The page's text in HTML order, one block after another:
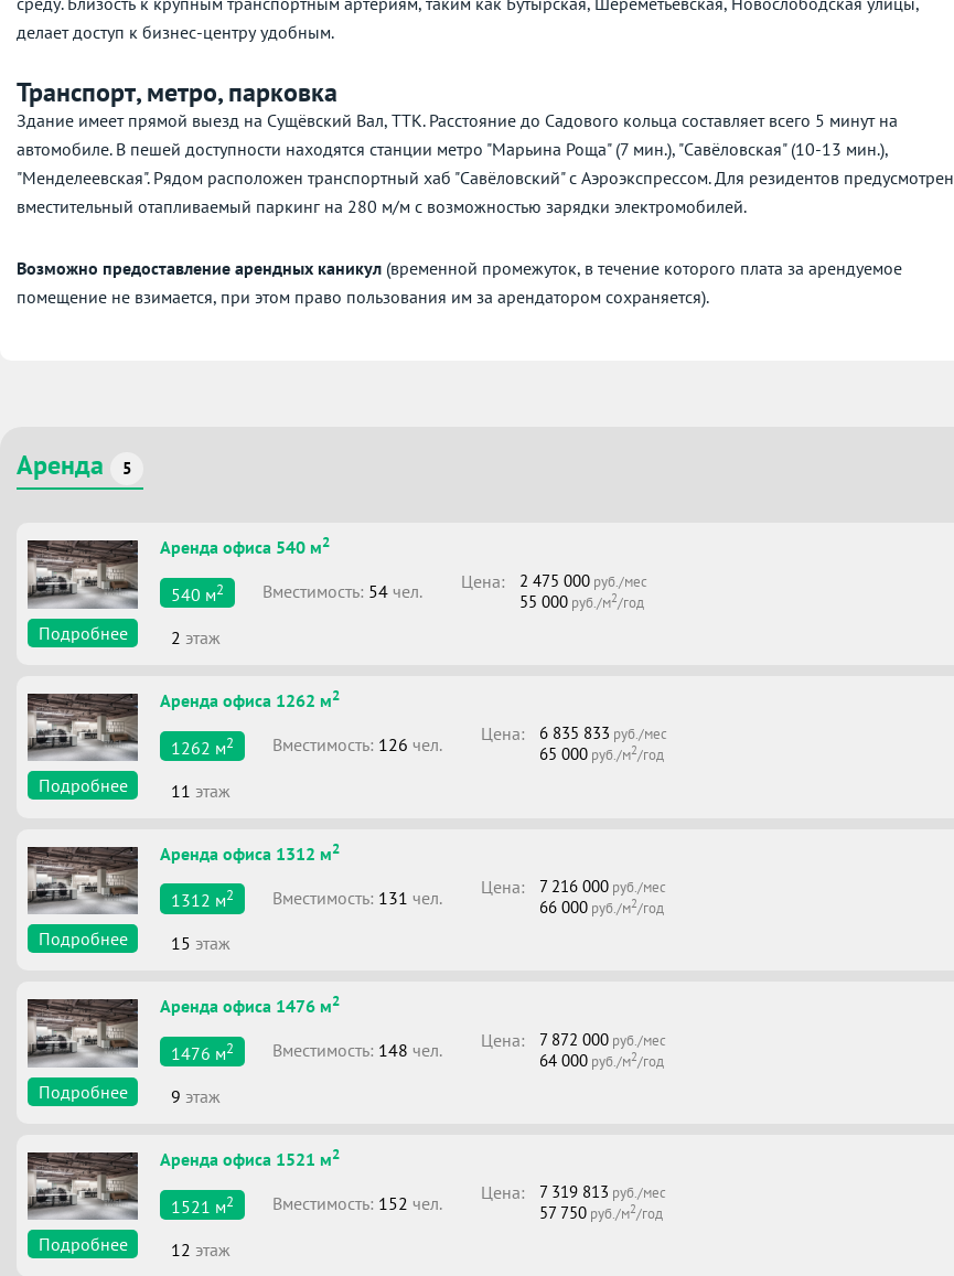
делает доступ к бизнес-центру удобным.
Транспорт, метро, парковка
Здание имеет прямой выезд на Сущёвский Вал, ТТК. Расстояние до Садового кольца составляет всего 5 минут на
автомобиле. В пешей доступности находятся станции метро "Марьина Роща" (7 мин.), "Савёловская" (10-13 мин.),
"Менделеевская". Рядом расположен транспортный хаб "Савёловский" с Аэроэкспрессом. Для резидентов предусмотрен
вместительный отапливаемый паркинг на 280 м/м с возможностью зарядки электромобилей.
Возможно предоставление арендных каникул (временной промежуток, в течение которого плата за арендуемое
помещение не взимается, при этом право пользования им за арендатором сохраняется).
Аренда 5
Подробнее
Аренда офиса 540 м2
540 м2 Вместимоcть: 54 чел. Цена: 2 475 000 руб./мес
55 000 руб./м2/год
2 этаж
Подробнее
Аренда офиса 1262 м2
1262 м2 Вместимоcть: 126 чел. Цена: 6 835 833 руб./мес
65 000 руб./м2/год
11 этаж
Подробнее
Аренда офиса 1312 м2
1312 м2 Вместимоcть: 131 чел. Цена: 7 216 000 руб./мес
66 000 руб./м2/год
15 этаж
Подробнее
Аренда офиса 1476 м2
1476 м2 Вместимоcть: 148 чел. Цена: 7 872 000 руб./мес
64 000 руб./м2/год
9 этаж
Подробнее
Аренда офиса 1521 м2
1521 м2 Вместимоcть: 152 чел. Цена: 7 319 813 руб./мес
57 750 руб./м2/год
12 этаж